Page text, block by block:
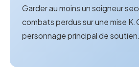
Garder au moins un soigneur
combats perdus sur une mise
personnage principal de soutien.